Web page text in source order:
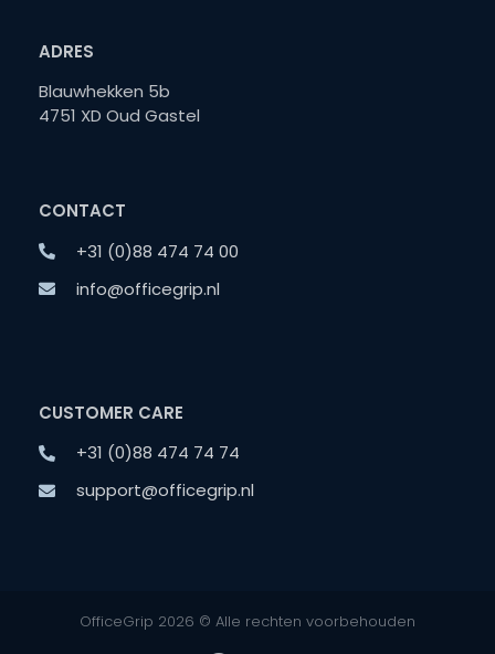
ADRES
Blauwhekken 5b
4751 XD Oud Gastel
CONTACT
+31 (0)88 474 74 00
info@officegrip.nl
CUSTOMER CARE
+31 (0)88 474 74 74
support@officegrip.nl
OfficeGrip 2026 © Alle rechten voorbehouden